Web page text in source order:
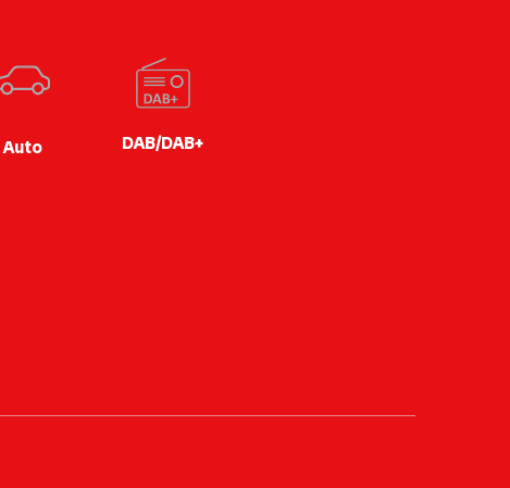
Auto DAB/DAB+